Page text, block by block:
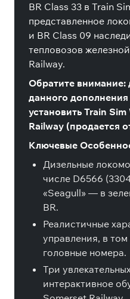
BR Class 33 в Train
представленное
и BR Class 09
тепловозов
Railway.
Обратите внимание:
данного
установить Train
Railway (продается
Ключевые
Дизельные
числе D6566
«Seagull» — в
BR.
Реалистичные
управления, в
головные номера.
Три
интерактивное